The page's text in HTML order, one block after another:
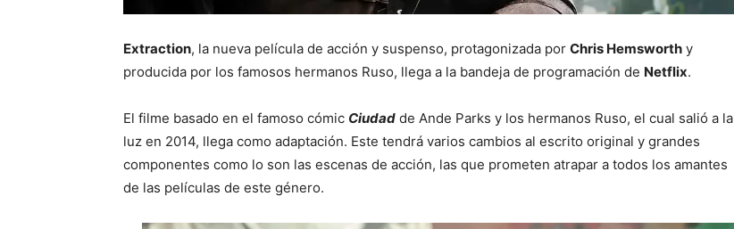
Extraction, la nueva película de acción y suspenso, protagonizada por Chris Hemsworth y
producida por los famosos hermanos Ruso, llega a la bandeja de programación de Netflix.
El filme basado en el famoso cómic Ciudad de Ande Parks y los hermanos Ruso, el cual salió a la
luz en 2014, llega como adaptación. Este tendrá varios cambios al escrito original y grandes
componentes como lo son las escenas de acción, las que prometen atrapar a todos los amantes
de las películas de este género.